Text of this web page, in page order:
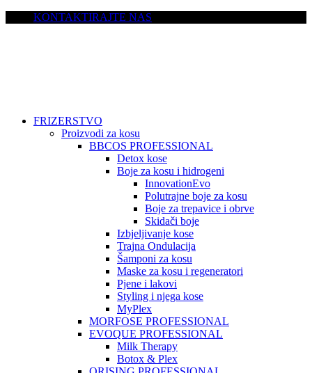
KONTAKTIRAJTE NAS
FRIZERSTVO
Proizvodi za kosu
BBCOS PROFESSIONAL
Detox kose
Boje za kosu i hidrogeni
InnovationEvo
Polutrajne boje za kosu
Boje za trepavice i obrve
Skidači boje
Izbjeljivanje kose
Trajna Ondulacija
Šamponi za kosu
Maske za kosu i regeneratori
Pjene i lakovi
Styling i njega kose
MyPlex
MORFOSE PROFESSIONAL
EVOQUE PROFESSIONAL
Milk Therapy
Botox & Plex